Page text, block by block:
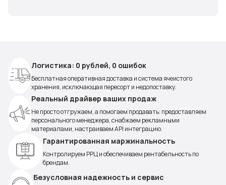
Логистика: 0 рублей, 0 ошибок
Бесплатная оперативная доставка и система ячеистого
хранения, исключающая пересорт и недопоставку.
Реальный драйвер ваших продаж
Не просто отгружаем, а помогаем продавать: предоставляем
персонального менеджера, снабжаем рекламными
материалами, настраиваем API интеграцию.
Гарантированная маржинальность
Контролируем РРЦ и обеспечиваем рентабельность по
брендам.
Безусловная надежность и сервис